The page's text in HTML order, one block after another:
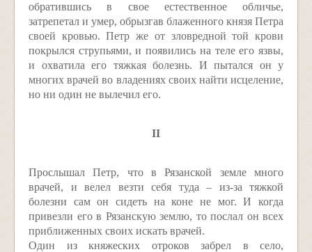
обратившись в свое естественное обличье,
затрепетал и умер, обрызгав блаженного князя Петра
своей кровью. Петр же от зловредной той крови
покрылся струпьями, и появились на теле его язвы,
и охватила его тяжкая болезнь. И пытался он у
многих врачей во владениях своих найти исцеление,
но ни один не вылечил его.
II
Прослышал Петр, что в Рязанской земле много
врачей, и велел везти себя туда – из-за тяжкой
болезни сам он сидеть на коне не мог. И когда
привезли его в Рязанскую землю, то послал он всех
приближенных своих искать врачей.
Один из княжеских отроков забрел в село,